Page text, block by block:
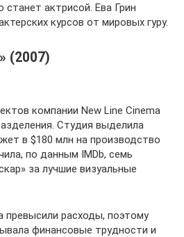
актрисой. Ева Грин
курсов от мировых гуру.
(2007)
компании New Line Cinema
Студия выделила
в $180 млн на производство
по данным IMDb, семь
за лучшие визуальные
превысили расходы, поэтому
финансовые трудности и